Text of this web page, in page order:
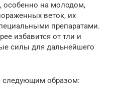
особенно на молодом,
веток, их
препаратами.
избавится от тли и
силы для дальнейшего
следующим образом: